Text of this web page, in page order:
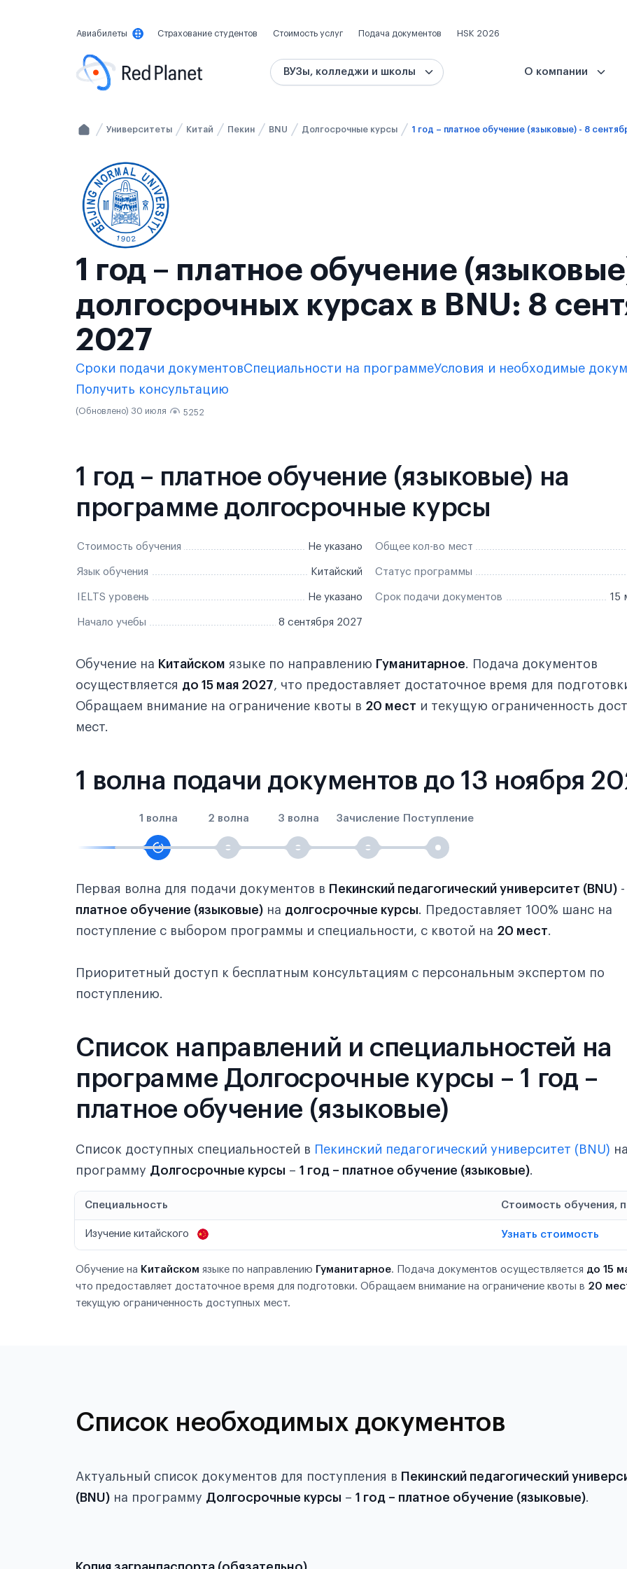
Авиабилеты Страхование студентов Стоимость услуг Подача документов HSK 2026
ВУЗы, колледжи и школы О компании
Университеты Китай Пекин BNU Долгосрочные курсы
1 год – платное обучение
долгосрочных курсах в BNU: 8
2027
Сроки подачи документовСпециальности на программеУсловия и необходимые
Получить консультацию
(Обновлено) 30 июля 5252
1 год – платное обучение (языковые) на
программе долгосрочные курсы
Стоимость обучения Не указано Общее кол-во мест
Язык обучения Китайский Статус программы
IELTS уровень Не указано Срок подачи документов 15
Начало учебы 8 сентября 2027
Обучение на Китайском языке по направлению Гуманитарное. Подача документов
осуществляется до 15 мая 2027, что предоставляет достаточное время для
Обращаем внимание на ограничение квоты в 20 мест и текущую ограниченность
мест.
1 волна подачи документов до 13 ноября
1 волна 2 волна 3 волна Зачисление Поступление
Первая волна для подачи документов в Пекинский педагогический университет (BNU) -
платное обучение (языковые) на долгосрочные курсы. Предоставляет 100% шанс на
поступление с выбором программы и специальности, с квотой на 20 мест.
Приоритетный доступ к бесплатным консультациям с персональным экспертом по
поступлению.
Список направлений и специальностей на
программе Долгосрочные курсы – 1 год –
платное обучение (языковые)
Список доступных специальностей в Пекинский педагогический университет (BNU) на
программу Долгосрочные курсы – 1 год – платное обучение (языковые).
Специальность Стоимость обучения,
Изучение китайского Узнать стоимость
Обучение на Китайском языке по направлению Гуманитарное. Подача документов осуществляется до 15
что предоставляет достаточное время для подготовки. Обращаем внимание на ограничение квоты в 20
текущую ограниченность доступных мест.
Список необходимых документов
Актуальный список документов для поступления в Пекинский педагогический
(BNU) на программу Долгосрочные курсы – 1 год – платное обучение (языковые).